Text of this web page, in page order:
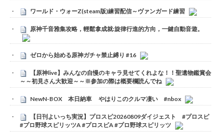
ワールド・ウォーZ(steam版)練習配信～ヴァンガード練習
原神千音雅集攻略，輕鬆拿成就:旋律行進的方向，一鍵自動音遊。
ゼロから始める原神ガチャ禁止縛り #16
【原神live】みんなの自慢のキャラ見せてくれよな！！聖遺物鑑賞会
～～初見さん大歓迎～～※参加の際は概要欄読んでね
NewN-BOX 本日納車 やはりこのクルマ凄い #nbox
【日刊よいっち実況】プロスピ20260809ダイジェスト #プロスピ
#プロ野球スピリッツA #プロスピA #プロ野球スピリッツ